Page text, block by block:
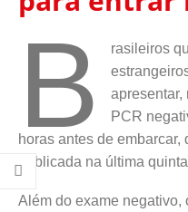
B
rasileiros
apresentar,
PCR
horas antes de embarcar,
publicada na última
Além do exame negativo,